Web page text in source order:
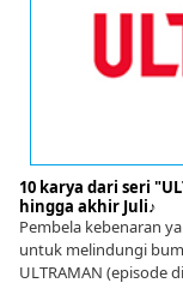
10 karya dari seri
hingga akhir Juli♪
Pembela kebenaran
untuk melindungi
ULTRAMAN (episode